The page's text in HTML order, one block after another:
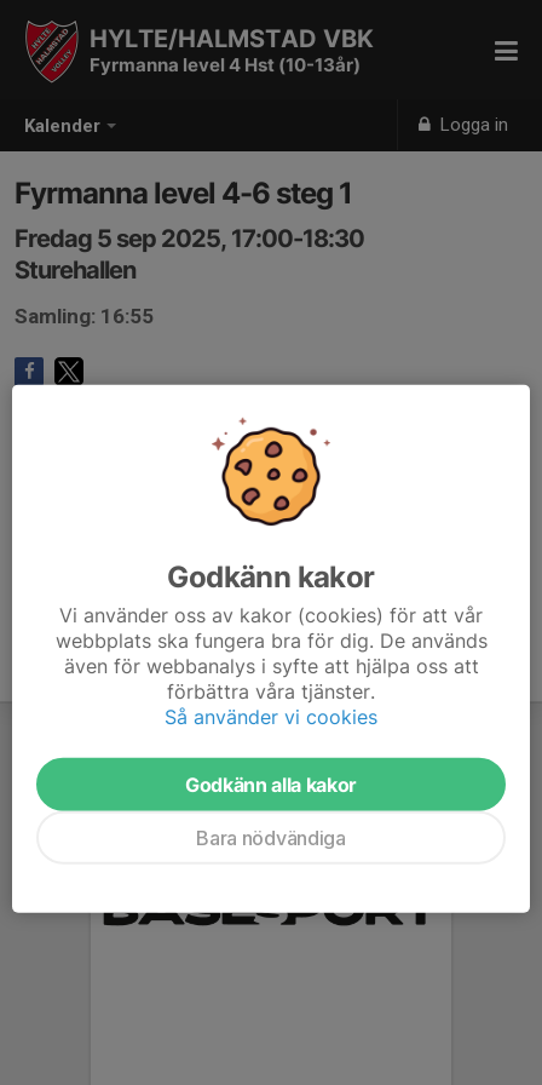
Kalender Logga in
HYLTE/HALMSTAD VBK
Fyrmanna level 4 Hst (10-13år)
Fyrmanna level 4-6 steg 1
Fredag 5 sep 2025, 17:00-18:30
Sturehallen
Samling: 16:55
Godkänn kakor
Vi använder oss av kakor (cookies) för att vår
webbplats ska fungera bra för dig. De används
även för webbanalys i syfte att hjälpa oss att
förbättra våra tjänster.
Så använder vi cookies
Godkänn alla kakor
Bara nödvändiga